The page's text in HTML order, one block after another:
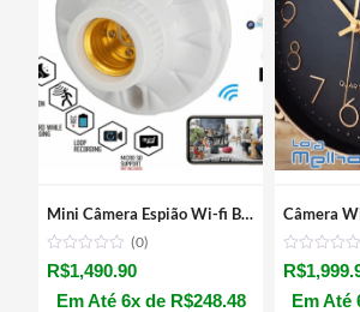
Mini Câmera Espião Wi-fi Bocal De Lâmpada E27 Branco
(0)
R$1,490.90
Em Até 6x de R$248.48
R$
Em Até